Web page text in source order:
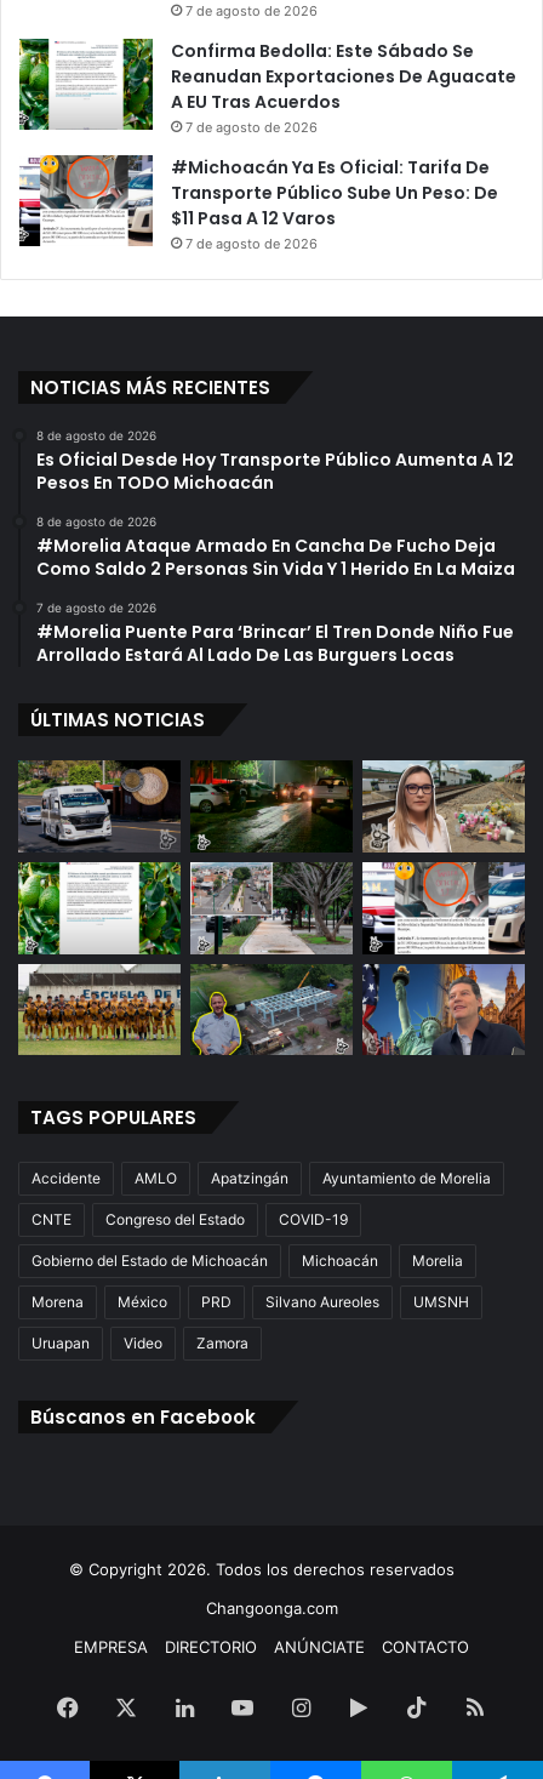
7 de agosto de 2026
Confirma Bedolla: Este Sábado Se
Reanudan Exportaciones De Aguacate
A EU Tras Acuerdos
7 de agosto de 2026
#Michoacán Ya Es Oficial: Tarifa De
Transporte Público Sube Un Peso: De
$11 Pasa A 12 Varos
7 de agosto de 2026
NOTICIAS MÁS RECIENTES
8 de agosto de 2026
Es Oficial Desde Hoy Transporte Público Aumenta A 12
Pesos En TODO Michoacán
8 de agosto de 2026
#Morelia Ataque Armado En Cancha De Fucho Deja
Como Saldo 2 Personas Sin Vida Y 1 Herido En La Maiza
7 de agosto de 2026
#Morelia Puente Para ‘Brincar’ El Tren Donde Niño Fue
Arrollado Estará Al Lado De Las Burguers Locas
ÚLTIMAS NOTICIAS
TAGS POPULARES
Accidente AMLO Apatzingán Ayuntamiento de Morelia
CNTE Congreso del Estado COVID-19
Gobierno del Estado de Michoacán Michoacán Morelia
Morena México PRD Silvano Aureoles UMSNH
Uruapan Video Zamora
Búscanos en Facebook
© Copyright 2026. Todos los derechos reservados
Changoonga.com
EMPRESA
DIRECTORIO ANÚNCIATE CONTACTO
Facebook LinkedInYouTubeInstagram
Google
Play
TikTokRSS